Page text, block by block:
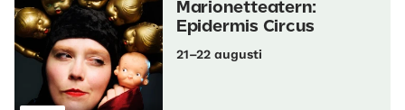
Marionetteatern:
Epidermis Circus
21–22 augusti